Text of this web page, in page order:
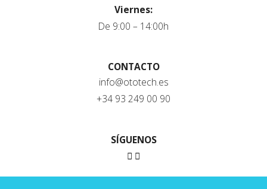
Viernes:
De 9:00 – 14:00h
CONTACTO
info@ototech.es
+34 93 249 00 90
SÍGUENOS